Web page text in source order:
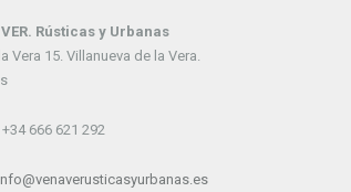
VER. Rústicas y Urbanas
Vera 15. Villanueva de la Vera.
+34 666 621 292